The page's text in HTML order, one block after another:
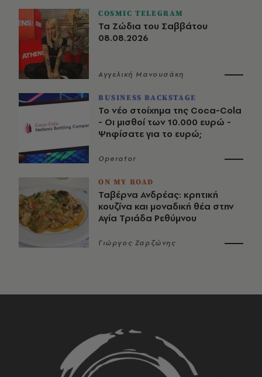
COSMIC TELEGRAM
Τα Ζώδια του Σαββάτου
08.08.2026
Αγγελική Μανουσάκη
BUSINESS BACKSTAGE
Το νέο στοίχημα της Coca-Cola
- Οι μισθοί των 10.000 ευρώ -
Ψηφίσατε για το ευρώ;
Operator
ON MY ROAD
Ταβέρνα Ανδρέας: κρητική
κουζίνα και μοναδική θέα στην
Αγία Τριάδα Ρεθύμνου
Γιώργος Ζαρζώνης